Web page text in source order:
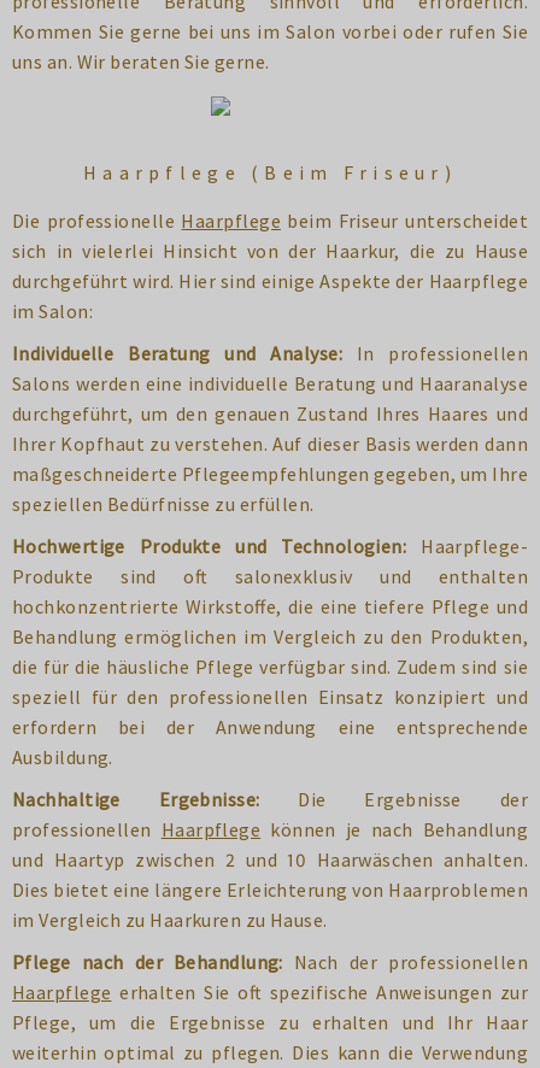
Kommen Sie gerne bei uns im Salon vorbei oder rufen Sie
uns an. Wir beraten Sie gerne.
Haarpflege (Beim Friseur)
Die professionelle Haarpflege beim Friseur unterscheidet
sich in vielerlei Hinsicht von der Haarkur, die zu Hause
durchgeführt wird. Hier sind einige Aspekte der Haarpflege
im Salon:
Individuelle Beratung und Analyse: In professionellen
Salons werden eine individuelle Beratung und Haaranalyse
durchgeführt, um den genauen Zustand Ihres Haares und
Ihrer Kopfhaut zu verstehen. Auf dieser Basis werden dann
maßgeschneiderte Pflegeempfehlungen gegeben, um Ihre
speziellen Bedürfnisse zu erfüllen.
Hochwertige Produkte und Technologien: Haarpflege-
Produkte sind oft salonexklusiv und enthalten
hochkonzentrierte Wirkstoffe, die eine tiefere Pflege und
Behandlung ermöglichen im Vergleich zu den Produkten,
die für die häusliche Pflege verfügbar sind. Zudem sind sie
speziell für den professionellen Einsatz konzipiert und
erfordern bei der Anwendung eine entsprechende
Ausbildung.
Nachhaltige Ergebnisse: Die Ergebnisse der
professionellen Haarpflege können je nach Behandlung
und Haartyp zwischen 2 und 10 Haarwäschen anhalten.
Dies bietet eine längere Erleichterung von Haarproblemen
im Vergleich zu Haarkuren zu Hause.
Pflege nach der Behandlung: Nach der professionellen
Haarpflege erhalten Sie oft spezifische Anweisungen zur
Pflege, um die Ergebnisse zu erhalten und Ihr Haar
weiterhin optimal zu pflegen. Dies kann die Verwendung